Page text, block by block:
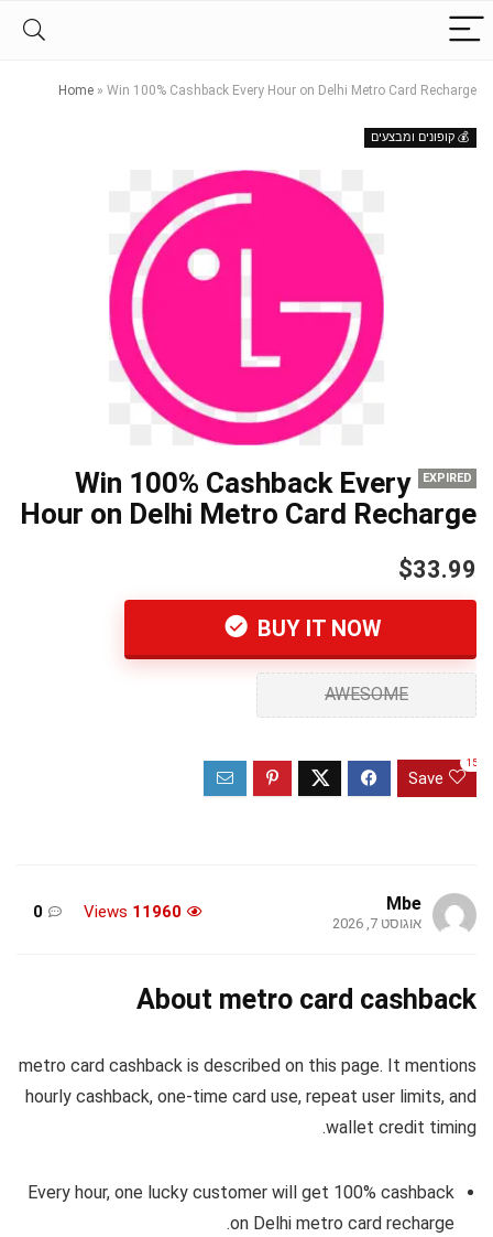
Home » Win 100% Cashback Every Hour on Delhi Metro Card Recharge
💰 קופונים ומבצעים
EXPIRED
Win 100% Cashback Every
Hour on Delhi Metro Card Recharge
$33.99
BUY IT NOW
AWESOME
Save
15
Mbe
אוגוסט 7, 2026
11960
0
About metro card cashback
metro card cashback is described on this page. It mentions
hourly cashback, one-time card use, repeat user limits, and
wallet credit timing.
Every hour, one lucky customer will get 100% cashback
on Delhi metro card recharge.